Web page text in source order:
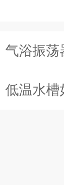
气浴振荡
低温水槽